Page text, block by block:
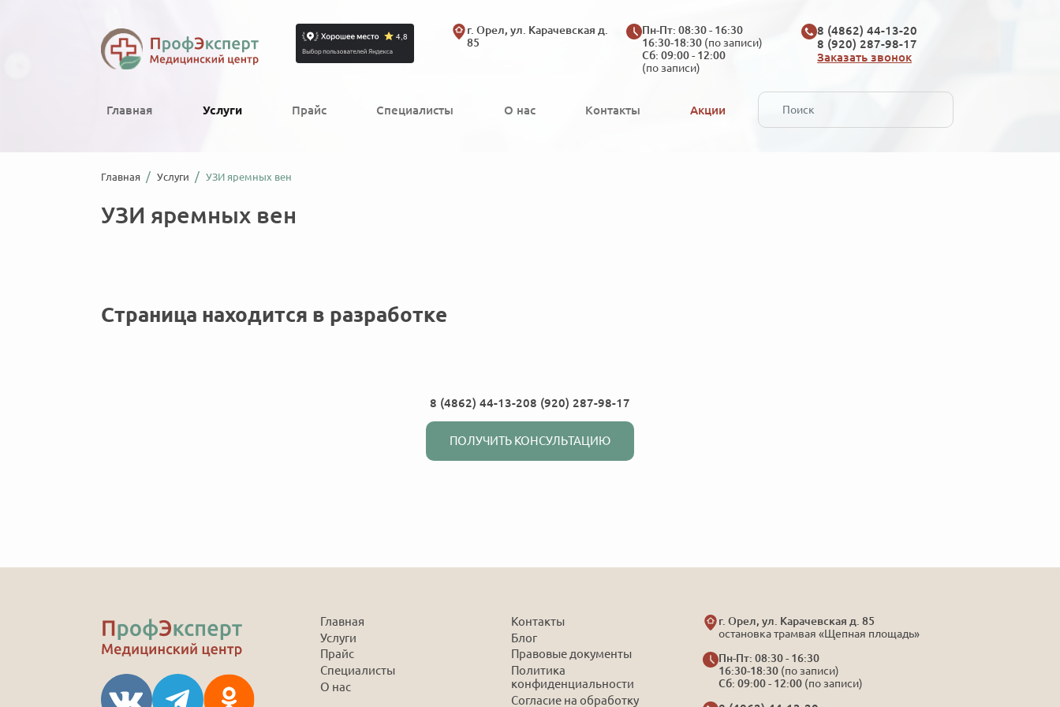
г. Орел, ул. Карачевская д.
85
Пн-Пт: 08:30 - 16:30
16:30-18:30 (по записи)
Сб: 09:00 - 12:00
(по записи)
8 (4862) 44-13-20
8 (920) 287-98-17
Заказать звонок
Главная Услуги Прайс Специалисты О нас Контакты Акции
Главная Услуги УЗИ яремных вен
УЗИ яремных вен
Страница находится в разработке
8 (4862) 44-13-208 (920) 287-98-17
ПОЛУЧИТЬ КОНСУЛЬТАЦИЮ
Главная
Услуги
Прайс
Специалисты
О нас
Контакты
Блог
Правовые документы
Политика
конфиденциальности
Согласие на обработку
г. Орел, ул. Карачевская д. 85
остановка трамвая «Щепная площадь»
Пн-Пт: 08:30 - 16:30
16:30-18:30 (по записи)
Сб: 09:00 - 12:00 (по записи)